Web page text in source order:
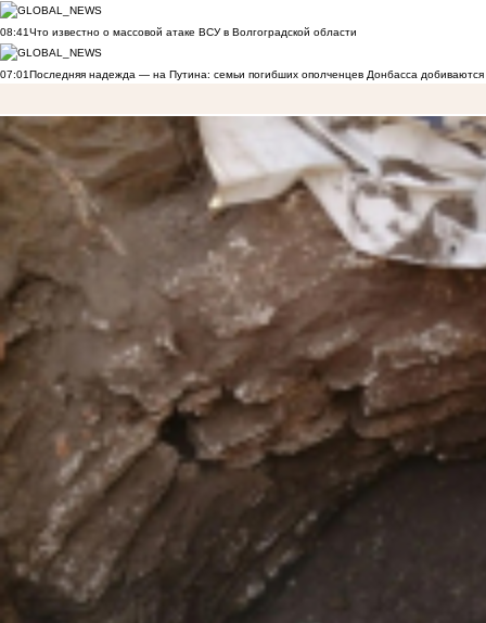
08:41Что известно о массовой атаке ВСУ в Волгоградской области
07:01Последняя надежда — на Путина: семьи погибших ополченцев Донбасса добиваются